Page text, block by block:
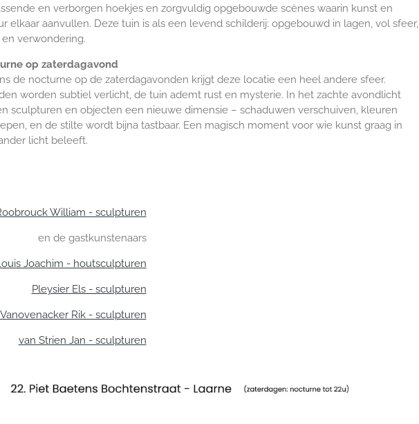
en verborgen hoekjes en zorgvuldig opgebouwde scènes waarin kunst en
elkaar aanvullen. Deze tuin is als een levend schilderij: opgebouwd in lagen, vol sfeer,
verwondering.
op zaterdagavond
de nocturne op de zaterdagavonden krijgt deze locatie een heel andere sfeer.
worden subtiel verlicht, de tuin ademt rust en mysterie. In het zachte avondlicht
sculpturen en objecten een nieuwe dimensie – schaduwen verschuiven, kleuren
en de stilte wordt bijna tastbaar. Een magisch moment voor wie kunst graag in
licht beleeft.
William - sculpturen
en de gastkunstenaars
Joachim - houtsculpturen
Pleysier Els - sculpturen
Vanovenacker Rik - sculpturen
van Strien Jan - sculpturen